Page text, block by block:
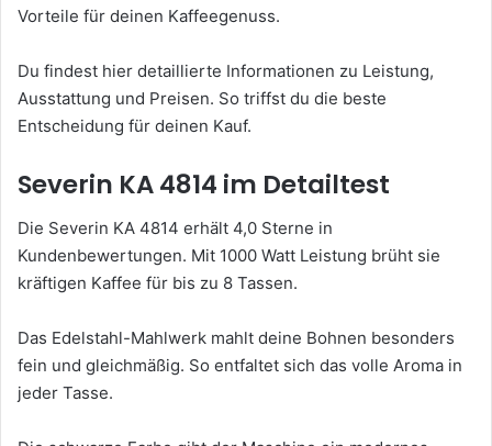
Vorteile für deinen Kaffeegenuss.
Du findest hier detaillierte Informationen zu Leistung,
Ausstattung und Preisen. So triffst du die beste
Entscheidung für deinen Kauf.
Severin KA 4814 im Detailtest
Die Severin KA 4814 erhält 4,0 Sterne in
Kundenbewertungen. Mit 1000 Watt Leistung brüht sie
kräftigen Kaffee für bis zu 8 Tassen.
Das Edelstahl-Mahlwerk mahlt deine Bohnen besonders
fein und gleichmäßig. So entfaltet sich das volle Aroma in
jeder Tasse.